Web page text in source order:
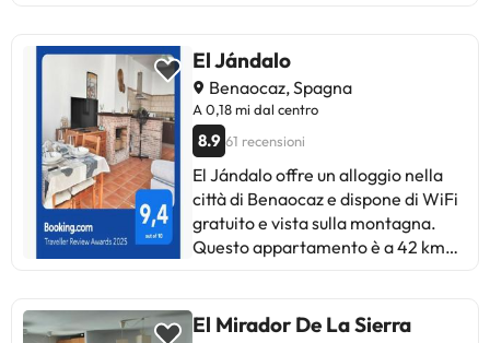
tutta la struttura. Questo
appartamento con aria
condizionata presenta 1 camera da
letto e 1 bagno con doccia, vasca
idromassaggio e set di cortesia. La
cucina comprende frigorifero,
forno e microonde più macchina da
caffè. Grotta di Cueva del Gato è a
40 km da questo appartamento,
Jerez si trova a 81 km di distanza.La
El Jándalo
Benaocaz, Spagna
A 0,18 mi dal centro
8.9 61 recensioni
El Jándalo offre un alloggio nella
città di Benaocaz e dispone di WiFi
gratuito e vista sulla montagna.
Questo appartamento è a 42 km
Questo appartamento presenta 2
El Mirador De La Sierra